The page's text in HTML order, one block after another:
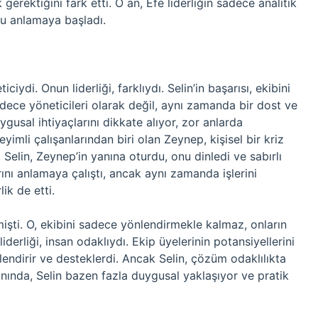
gerektiğini fark etti. O an, Efe liderliğin sadece analitik
anlamaya başladı.
Onun liderliği, farklıydı. Selin’in başarısı, ekibini
yöneticileri olarak değil, aynı zamanda bir dost ve
ihtiyaçlarını dikkate alıyor, zor anlarda
çalışanlarından biri olan Zeynep, kişisel bir kriz
Zeynep’in yanına oturdu, onu dinledi ve sabırlı
anlamaya çalıştı, ancak aynı zamanda işlerini
de etti.
O, ekibini sadece yönlendirmekle kalmaz, onların
insan odaklıydı. Ekip üyelerinin potansiyellerini
ve desteklerdi. Ancak Selin, çözüm odaklılıkta
Selin bazen fazla duygusal yaklaşıyor ve pratik